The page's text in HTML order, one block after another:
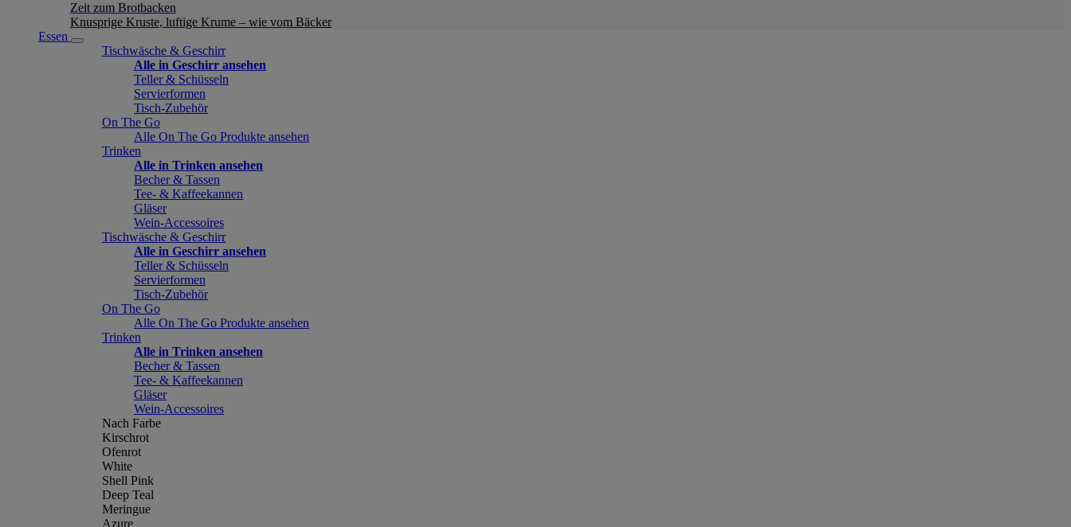
Zeit zum Brotbacken
Knusprige Kruste, luftige Krume – wie vom Bäcker
Essen
Tischwäsche & Geschirr
Alle in Geschirr ansehen
Teller & Schüsseln
Servierformen
Tisch-Zubehör
On The Go
Alle On The Go Produkte ansehen
Trinken
Alle in Trinken ansehen
Becher & Tassen
Tee- & Kaffeekannen
Gläser
Wein-Accessoires
Tischwäsche & Geschirr
Alle in Geschirr ansehen
Teller & Schüsseln
Servierformen
Tisch-Zubehör
On The Go
Alle On The Go Produkte ansehen
Trinken
Alle in Trinken ansehen
Becher & Tassen
Tee- & Kaffeekannen
Gläser
Wein-Accessoires
Nach Farbe
Kirschrot
Ofenrot
White
Shell Pink
Deep Teal
Meringue
Azure